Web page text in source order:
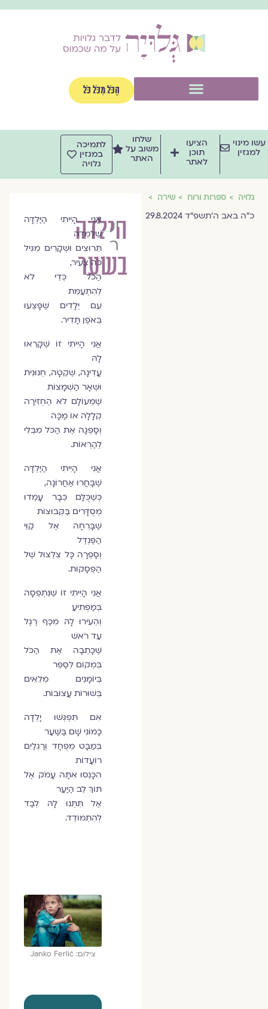
הַכֹּל מִכֹּל כֹּל
מינוי
למגזין
הציעו
תוכן
לאתר
שלחו
משוב על
האתר
לתמיכה
במגזין
גלויה
גלויה ספרות ורוח שירה
כ״ה באב ה׳תשפ״ד 29.8.2024
הילדה
בשער
יעל
רן
אֲנִי הָיִיתִי הַיַּלְדָּה
שֶׁלָּמְדָה
תֵּרוּצִים וּשְׁקָרִים מִגִּיל
כֹּה צָעִיר,
הַכֹּל כְּדֵי לֹא
לְהִתְעַמֵּת
עִם יְּלָדִים שֶׁפָּצְעוּ
בְּאֹפֶן תָּדִיר.
אֲנִי הָיִיתִי זוֹ שֶׁקָּרְאוּ
לָהּ
עֲדִינָה, שְׁקֵטָה, חְנוּנִית
וּשְׁאָר הַשְׁמָצוֹת
שֶׁמֵּעוֹלָם לֹא הֶחְזִירָה
קְלָלָה אוֹ מַכָּה
וְסָפְגָה אֶת הַכֹּל מִבְּלִי
לְהַרְאוֹת.
אֲנִי הָיִיתִי הַיַּלְדָּה
שֶׁבָּחֲרוּ אַחֲרוֹנָה,
כְּשֶׁכֻּלָּם כְּבָר עָמְדוּ
מְסֻדָּרִים בַּקְּבוּצוֹת
שֶׁבָּרְחָה אֶל קַוֵּי
הַפֶּנְדֶּל
וְסָפְרָה כָּל צִלְצוּל שֶׁל
הַפְסָקוֹת.
אֲנִי הָיִיתִי זוֹ שֶׁנִּתְפְּסָה
בְּמַפְתִיעַ
וְהֵעִירוּ לָהּ מִכַּף רֶגֶל
עַד רֹאשׁ
שֶׁכָּתְבָה אֶת הַכֹּל
בִּמְקוֹם לְסַפֵּר
בְּיוֹמָנִים מְלֵאִים
בְּשׁוּרוֹת עֲצוּבוֹת.
אִם תִּפְגְּשׁוּ יָלְדָה
כָּמוֹנִי שָׁם בַּשַּׁעַר
בְּמַבָּט מְפֻחָד וְרַגְלַיִם
רוֹעֲדוֹת
הִכָּנְסוּ אִתָּהּ עָמֹק אֶל
תּוֹךְ לֵב הַיַּעַר
אַל תִּתְּנוּ לָהּ לְבַד
לְהִתְמוֹדֵד.
צילום: Janko Ferlič